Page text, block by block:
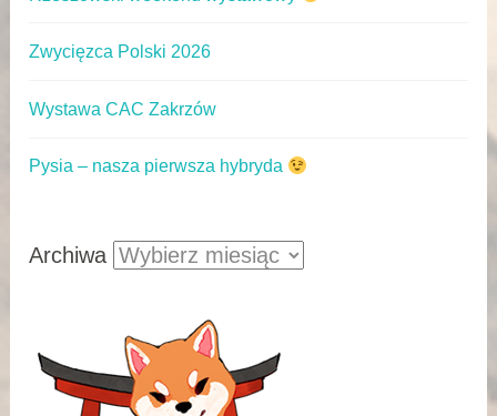
Zwycięzca Polski 2026
Wystawa CAC Zakrzów
Pysia – nasza pierwsza hybryda
Archiwa